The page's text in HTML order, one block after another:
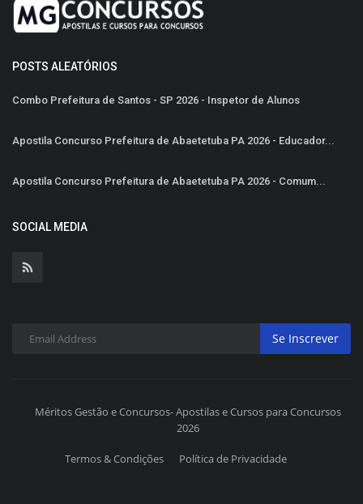
POSTS ALEATÓRIOS
Combo Prefeitura de Santos - SP 2026 - Inspetor de Alunos
Apostila Concurso Prefeitura de Abaetetuba PA 2026 - Educador...
Apostila Concurso Prefeitura de Abaetetuba PA 2026 - Comum...
SOCIAL MEDIA
Se Inscrever
Méritos Gestão e Concursos- Apostilas e Cursos para Concursos
2026
Termos & Condições Política de Privacidade